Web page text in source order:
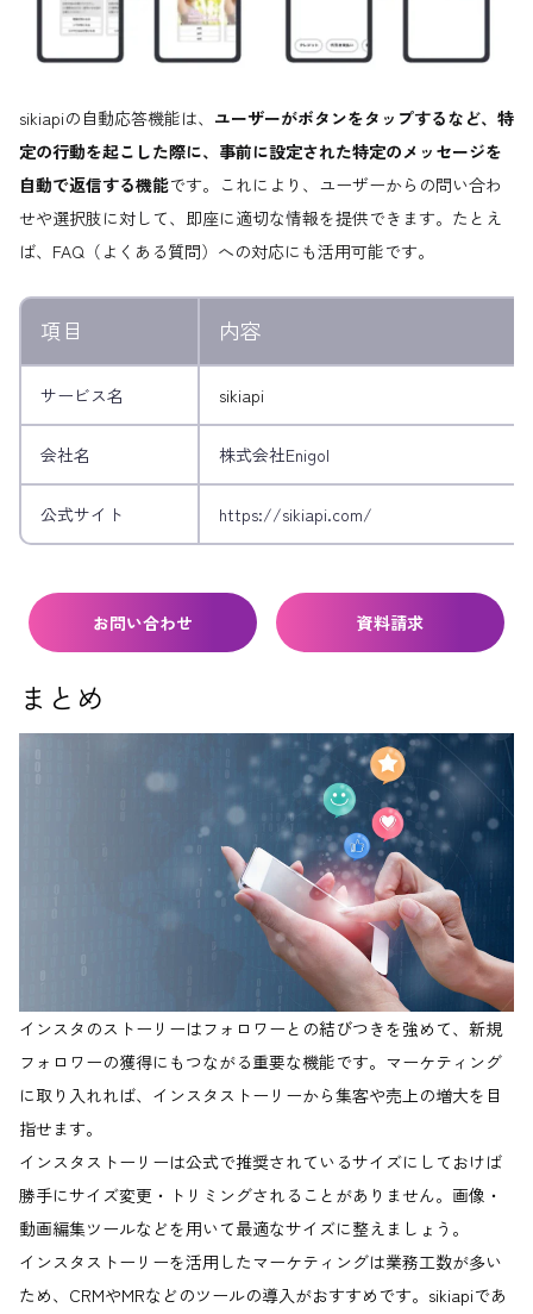
sikiapiの自動応答機能は、 ユーザーがボタンをタップするなど、特
定の行動を起こした際に、事前に設定された特定のメッセージを
自動で返信する機能です。これにより、ユーザーからの問い合わ
せや選択肢に対して、即座に適切な情報を提供できます。たとえ
ば、FAQ（よくある質問）への対応にも活用可能です。
項目 内容
サービス名 sikiapi
会社名 株式会社Enigol
公式サイト https://sikiapi.com/
お問い合わせ 資料請求
まとめ
インスタのストーリーはフォロワーとの結びつきを強めて、新規
フォロワーの獲得にもつながる重要な機能です。マーケティング
に取り入れれば、インスタストーリーから集客や売上の増大を目
指せます。
インスタストーリーは公式で推奨されているサイズにしておけば
勝手にサイズ変更・トリミングされることがありません。画像・
動画編集ツールなどを用いて最適なサイズに整えましょう。
インスタストーリーを活用したマーケティングは業務工数が多い
ため、CRMやMRなどのツールの導入がおすすめです。sikiapiであ